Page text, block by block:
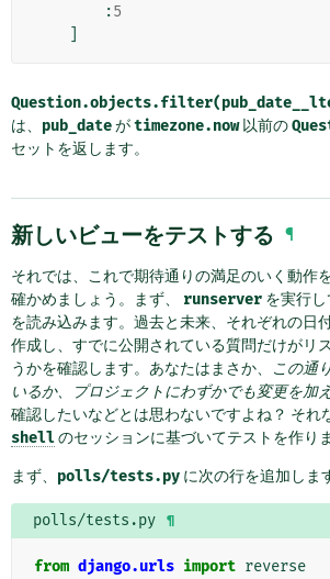
:5
は、 pub_dateがtimezone.now以前の
セットを返します。
新しいビューをテストする ¶
それでは、これで期待通りの満足のいく動作
確かめましょう。まず、 runserver を実行
を読み込みます。過去と未来、それぞれの日
作成し、すでに公開されている質問だけがリ
うかを確認します。あなたはまさか、
この通
いるか、プロジェクトにわずかでも変更を加
確認したいなどとは思わないですよね？ それ
shellのセッションに基づいてテストを作り
まず、 polls/tests.py に次の行を追加しま
polls/tests.py ¶
from django.urls import reverse